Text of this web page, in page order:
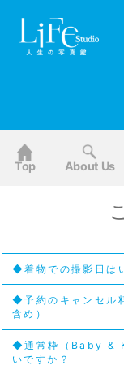
Top About Us
◆着物での撮影日は
◆予約のキャンセル
含め）
◆通常枠（Baby &
いですか？